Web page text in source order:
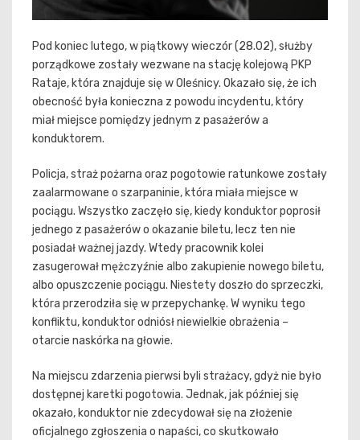
Pod koniec lutego, w piątkowy wieczór (28.02), służby
porządkowe zostały wezwane na stację kolejową PKP
Rataje, która znajduje się w Oleśnicy. Okazało się, że ich
obecność była konieczna z powodu incydentu, który
miał miejsce pomiędzy jednym z pasażerów a
konduktorem.
Policja, straż pożarna oraz pogotowie ratunkowe zostały
zaalarmowane o szarpaninie, która miała miejsce w
pociągu. Wszystko zaczęło się, kiedy konduktor poprosił
jednego z pasażerów o okazanie biletu, lecz ten nie
posiadał ważnej jazdy. Wtedy pracownik kolei
zasugerował mężczyźnie albo zakupienie nowego biletu,
albo opuszczenie pociągu. Niestety doszło do sprzeczki,
która przerodziła się w przepychankę. W wyniku tego
konfliktu, konduktor odniósł niewielkie obrażenia –
otarcie naskórka na głowie.
Na miejscu zdarzenia pierwsi byli strażacy, gdyż nie było
dostępnej karetki pogotowia. Jednak, jak później się
okazało, konduktor nie zdecydował się na złożenie
oficjalnego zgłoszenia o napaści, co skutkowało